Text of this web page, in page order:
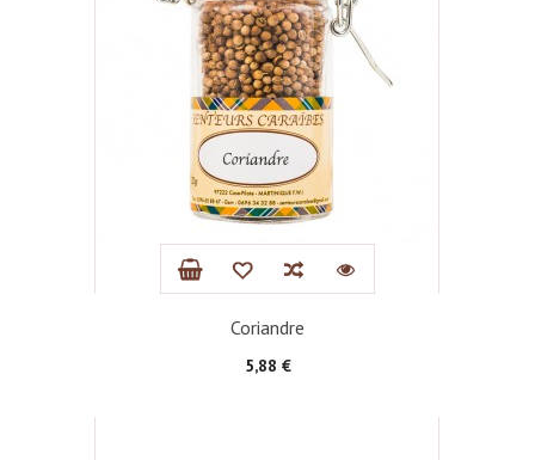
Coriandre
5,88 €Prix